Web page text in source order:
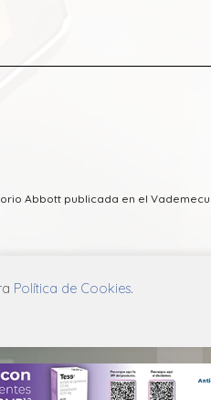
Abbott publicada en el
Política de Cookies.